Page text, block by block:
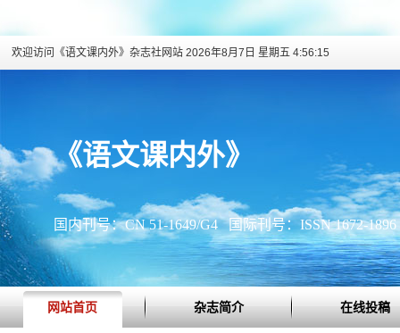
欢迎访问《语文课内外》杂志社网站 2026年8月7日 星期五 4:56:16
《语文课内外》
国内刊号：CN 51-1649/G4 国际刊号：ISSN 1672-1896
网站首页 杂志简介 在线投稿